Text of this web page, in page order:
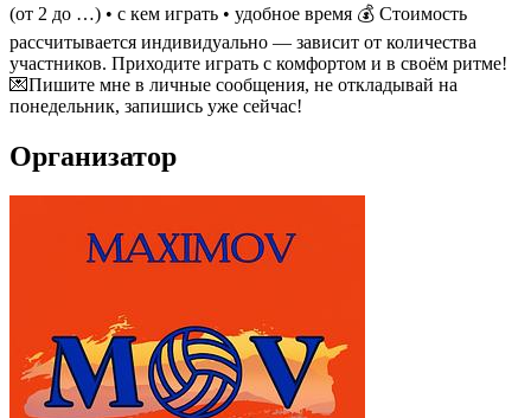
(от 2 до …) • с кем играть • удобное время 💰 Стоимость
рассчитывается индивидуально — зависит от количества
участников. Приходите играть с комфортом и в своём ритме!
💌Пишите мне в личные сообщения, не откладывай на
понедельник, запишись уже сейчас!
Организатор